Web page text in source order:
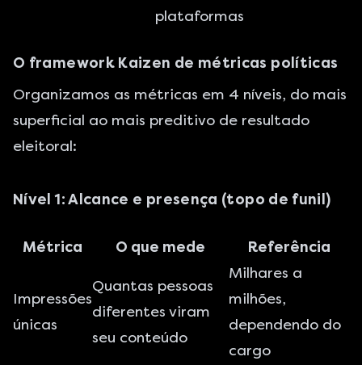
plataformas
O framework Kaizen de métricas políticas
Organizamos as métricas em 4 níveis, do mais
superficial ao mais preditivo de resultado
eleitoral:
Nível 1: Alcance e presença (topo de funil)
Métrica O que mede Referência
Impressões
únicas
Quantas pessoas
diferentes viram
seu conteúdo
Milhares a
milhões,
dependendo do
cargo